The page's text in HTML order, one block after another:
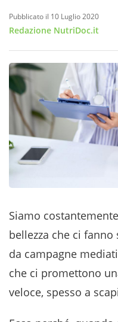
Pubblicato il 10 Luglio 2020
Redazione NutriDoc.it
Siamo
bellezza che ci
da campagne
che ci promettono
veloce, spesso a